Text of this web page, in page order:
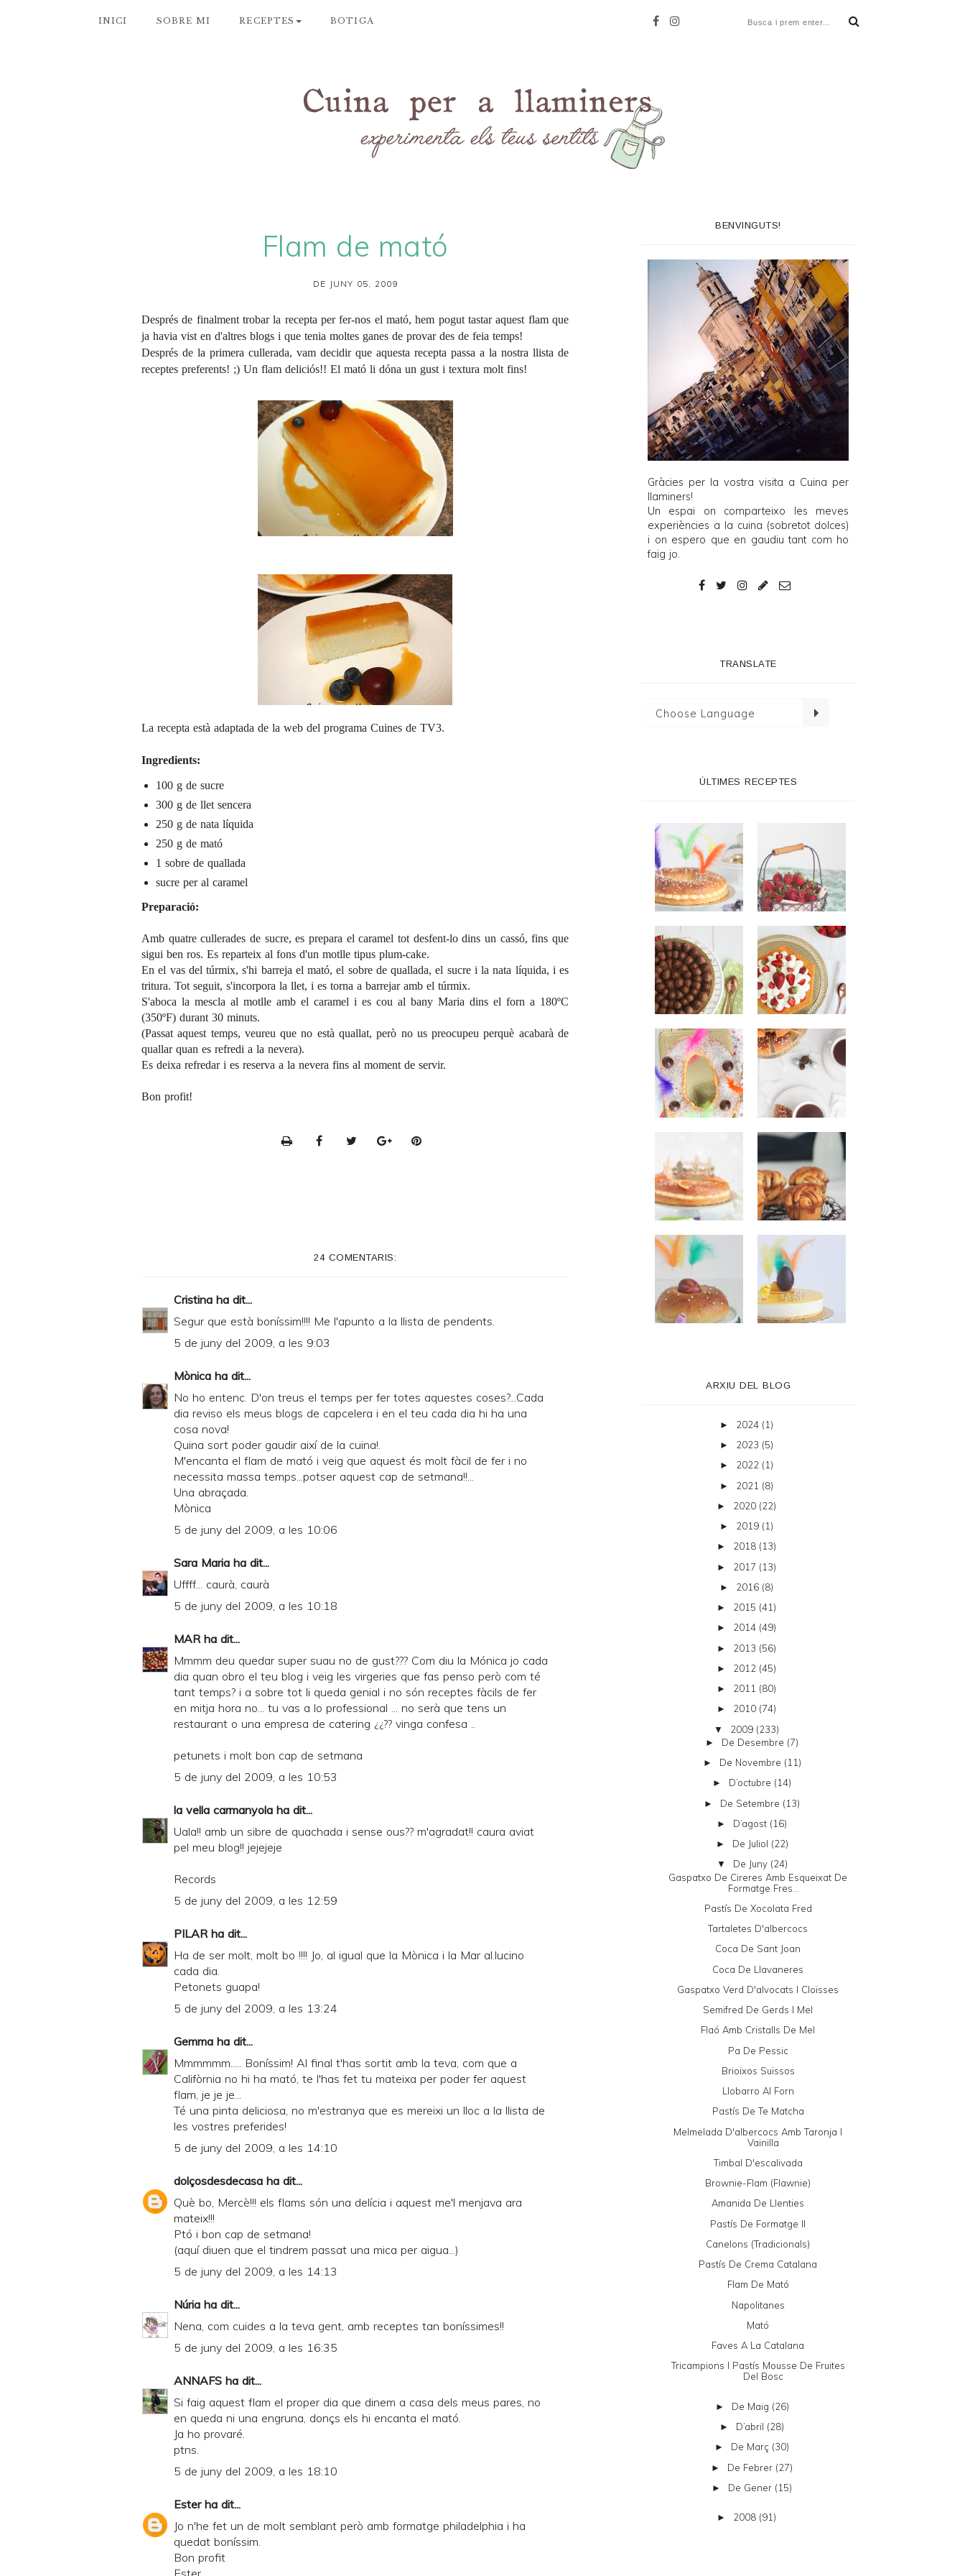
INICI SOBRE MI RECEPTES BOTIGA
Flam de mató
DE JUNY 05, 2009
Després de finalment trobar la recepta per fer-nos el mató, hem pogut tastar aquest flam que
ja havia vist en d'altres blogs i que tenia moltes ganes de provar des de feia temps!
Després de la primera cullerada, vam decidir que aquesta recepta passa a la nostra llista de
receptes preferents! ;) Un flam deliciós!! El mató li dóna un gust i textura molt fins!
La recepta està adaptada de la web del programa Cuines de TV3.
Ingredients:
100 g de sucre
300 g de llet sencera
250 g de nata líquida
250 g de mató
1 sobre de quallada
sucre per al caramel
Preparació:
Amb quatre cullerades de sucre, es prepara el caramel tot desfent-lo dins un cassó, fins que
sigui ben ros. Es reparteix al fons d'un motlle tipus plum-cake.
En el vas del túrmix, s'hi barreja el mató, el sobre de quallada, el sucre i la nata líquida, i es
tritura. Tot seguit, s'incorpora la llet, i es torna a barrejar amb el túrmix.
S'aboca la mescla al motlle amb el caramel i es cou al bany Maria dins el forn a 180ºC
(350ºF) durant 30 minuts.
(Passat aquest temps, veureu que no està quallat, però no us preocupeu perquè acabarà de
quallar quan es refredi a la nevera).
Es deixa refredar i es reserva a la nevera fins al moment de servir.
Bon profit!
d
y
a
n
P
24 COMENTARIS:
Cristina ha dit...
Segur que està boníssim!!!! Me l'apunto a la llista de pendents.
5 de juny del 2009, a les 9:03
Mònica ha dit...
No ho entenc. D'on treus el temps per fer totes aquestes coses?...Cada
dia reviso els meus blogs de capcelera i en el teu cada dia hi ha una
cosa nova!
Quina sort poder gaudir així de la cuina!.
M'encanta el flam de mató i veig que aquest és molt fàcil de fer i no
necessita massa temps...potser aquest cap de setmana!!...
Una abraçada.
Mònica
5 de juny del 2009, a les 10:06
Sara Maria ha dit...
Uffff... caurà, caurà
5 de juny del 2009, a les 10:18
MARha dit...
Mmmm deu quedar super suau no de gust??? Com diu la Mónica jo cada
dia quan obro el teu blog i veig les virgeries que fas penso però com té
tant temps? i a sobre tot li queda genial i no són receptes fàcils de fer
en mitja hora no... tu vas a lo professional ... no serà que tens un
restaurant o una empresa de catering ¿¿?? vinga confesa ..
petunets i molt bon cap de setmana
5 de juny del 2009, a les 10:53
la vella carmanyola ha dit...
Uala!! amb un sibre de quachada i sense ous?? m'agradat!! caura aviat
pel meu blog!! jejejeje
Records
5 de juny del 2009, a les 12:59
PILARha dit...
Ha de ser molt, molt bo !!!! Jo, al igual que la Mònica i la Mar al.lucino
cada dia.
Petonets guapa!
5 de juny del 2009, a les 13:24
Gemma ha dit...
Mmmmmm..... Boníssim! Al final t'has sortit amb la teva, com que a
Califòrnia no hi ha mató, te l'has fet tu mateixa per poder fer aquest
flam, je je je...
Té una pinta deliciosa, no m'estranya que es mereixi un lloc a la llista de
les vostres preferides!
5 de juny del 2009, a les 14:10
dolçosdesdecasa ha dit...
Què bo, Mercè!!! els flams són una delícia i aquest me'l menjava ara
mateix!!!
Ptó i bon cap de setmana!
(aquí diuen que el tindrem passat una mica per aigua...)
5 de juny del 2009, a les 14:13
Núria ha dit...
Nena, com cuides a la teva gent, amb receptes tan boníssimes!!
5 de juny del 2009, a les 16:35
ANNAFS ha dit...
Si faig aquest flam el proper dia que dinem a casa dels meus pares, no
en queda ni una engruna, donçs els hi encanta el mató.
Ja ho provaré.
ptns.
5 de juny del 2009, a les 18:10
Esterha dit...
Jo n'he fet un de molt semblant però amb formatge philadelphia i ha
quedat boníssim.
Bon profit
Ester
BENVINGUTS!
Gràcies per la vostra visita a Cuina per
llaminers!
Un espai on comparteixo les meves
experiències a la cuina (sobretot dolces)
i on espero que en gaudiu tant com ho
faig jo.
TRANSLATE
ÚLTIMES RECEPTES
ARXIU DEL BLOG
► 2024 (1)
► 2023 (5)
► 2022 (1)
► 2021 (8)
► 2020 (22)
► 2019 (1)
► 2018 (13)
► 2017 (13)
► 2016 (8)
► 2015 (41)
► 2014 (49)
► 2013 (56)
► 2012 (45)
► 2011 (80)
► 2010 (74)
▼ 2009 (233)
► De Desembre (7)
► De Novembre (11)
► D’octubre (14)
► De Setembre (13)
► D’agost (16)
► De Juliol (22)
▼ De Juny (24)
Gaspatxo De Cireres Amb Esqueixat De
Formatge Fres...
Pastís De Xocolata Fred
Tartaletes D'albercocs
Coca De Sant Joan
Coca De Llavaneres
Gaspatxo Verd D'alvocats I Cloïsses
Semifred De Gerds I Mel
Flaó Amb Cristalls De Mel
Pa De Pessic
Brioixos Suïssos
Llobarro Al Forn
Pastís De Te Matcha
Melmelada D'albercocs Amb Taronja I
Vainilla
Timbal D'escalivada
Brownie-Flam (Flawnie)
Amanida De Llenties
Pastís De Formatge II
Canelons (tradicionals)
Pastís De Crema Catalana
Flam De Mató
Napolitanes
Mató
Faves A La Catalana
Tricampions I Pastís Mousse De Fruites
Del Bosc
► De Maig (26)
► D’abril (28)
► De Març (30)
► De Febrer (27)
► De Gener (15)
► 2008 (91)